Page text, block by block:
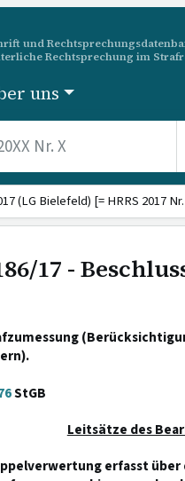
und
Rechtsprechung im
uns
(LG Bielefeld) [= HRRS 2017
17 -
StGB
Leitsätze des
erfasst